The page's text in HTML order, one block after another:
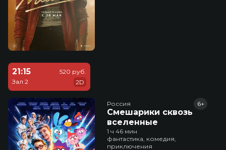
21:15
Зал 2
520 руб.
2D
Россия
Смешарики сквозь
вселенные
6+
1 ч 46 мин
фантастика, комедия,
приключения